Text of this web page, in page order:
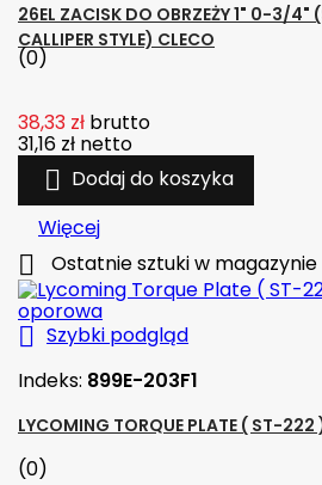
26EL ZACISK DO OBRZEŻY 1" 0-3/4"
CALLIPER STYLE) CLECO
(0)
38,33 zł brutto
31,16 zł netto
 Dodaj do koszyka
Więcej
 Ostatnie sztuki w magazynie
 Szybki podgląd
Indeks: 899E-203F1
LYCOMING TORQUE PLATE ( ST-
(0)